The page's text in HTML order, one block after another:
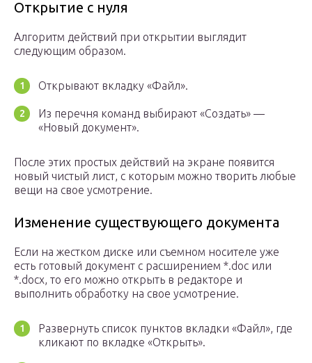
Открытие с нуля
Алгоритм действий при открытии выглядит
следующим образом.
Открывают вкладку «Файл».
Из перечня команд выбирают «Создать» —
«Новый документ».
После этих простых действий на экране появится
новый чистый лист, с которым можно творить любые
вещи на свое усмотрение.
Изменение существующего документа
Если на жестком диске или съемном носителе уже
есть готовый документ с расширением *.doc или
*.docx, то его можно открыть в редакторе и
выполнить обработку на свое усмотрение.
Развернуть список пунктов вкладки «Файл», где
кликают по вкладке «Открыть».